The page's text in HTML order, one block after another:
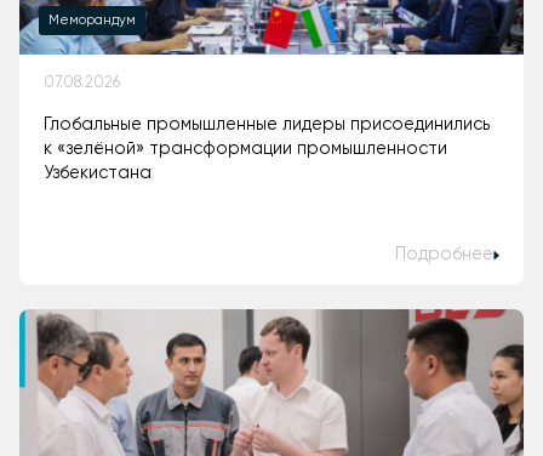
Меморандум
07.08.2026
Глобальные промышленные лидеры присоединились
к «зелёной» трансформации промышленности
Узбекистана
Подробнее